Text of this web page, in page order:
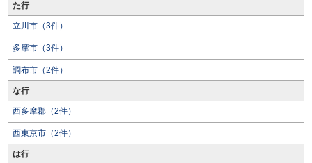
た行
立川市（3件）
多摩市（3件）
調布市（2件）
な行
西多摩郡（2件）
西東京市（2件）
は行